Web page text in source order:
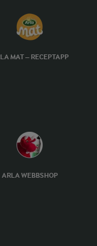
MAT – RECEPTAPP
ARLA WEBBSHOP